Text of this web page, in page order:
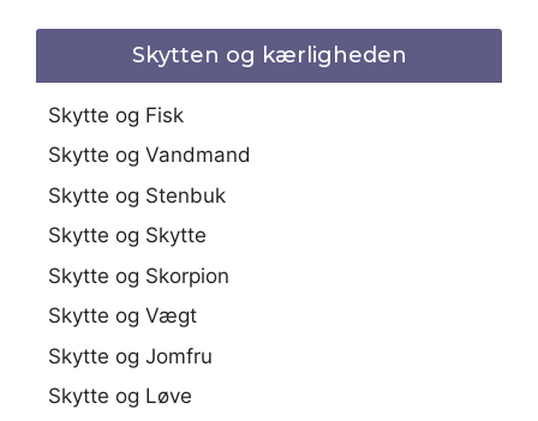
Skytten og kærligheden
Skytte og Fisk
Skytte og Vandmand
Skytte og Stenbuk
Skytte og Skytte
Skytte og Skorpion
Skytte og Vægt
Skytte og Jomfru
Skytte og Løve